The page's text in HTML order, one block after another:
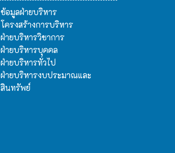
ข้อมูลฝ่ายบริหาร
โครงสร้างการบริหาร
ฝ่ายบริหารวิชาการ
ฝ่ายบริหารบุคคล
ฝ่ายบริหารทั่วไป
ฝ่ายบริหารงบประมาณและ
สินทรัพย์